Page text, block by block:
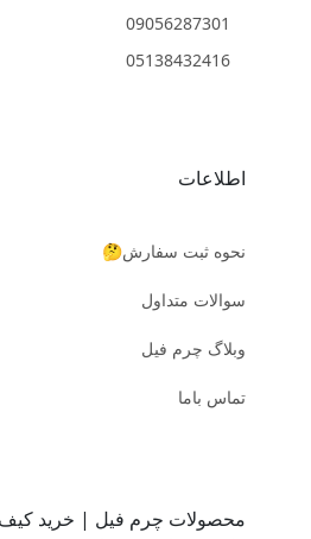
09056287301
05138432416
اطلاعات
نحوه ثبت سفارش🤔
سوالات متداول
وبلاگ چرم فیل
تماس باما
محصولات چرم فیل | خرید